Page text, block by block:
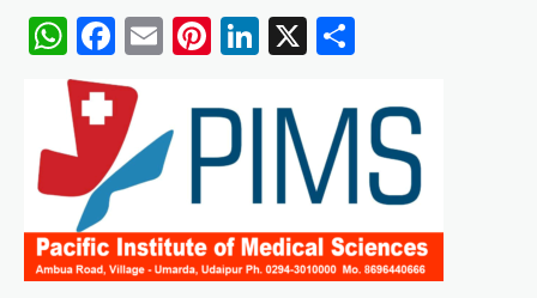
WhatsApp
Facebook
EmailPinterest
LinkedIn
X